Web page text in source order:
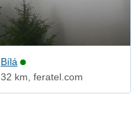
Bílá
32 km, feratel.com